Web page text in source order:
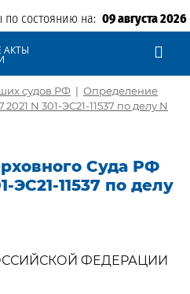
по состоянию на: 09 августа 2026
АКТЫ
судов РФ | Определение
N 301-ЭС21-11537 по делу N
Суда РФ
ЭС21-11537 по делу
ФЕДЕРАЦИИ